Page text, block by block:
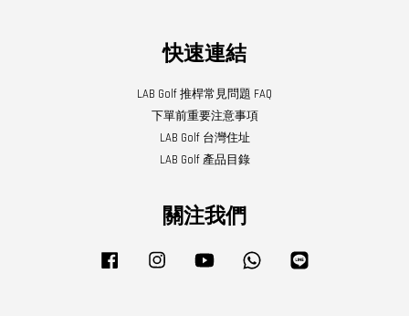
快速連結
LAB Golf 推桿常見問題 FAQ
下單前重要注意事項
LAB Golf 台灣住址
LAB Golf 產品目錄
關注我們
Facebook Instagram YouTube Whatsapp